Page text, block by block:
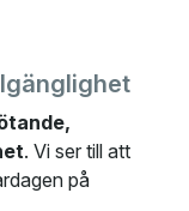
. Vi ser till att
på